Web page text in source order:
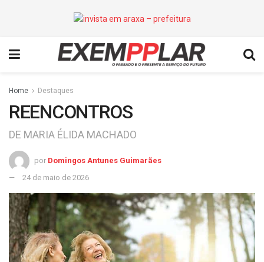
Home Destaques
REENCONTROS
DE MARIA ÉLIDA MACHADO
por Domingos Antunes Guimarães
24 de maio de 2026